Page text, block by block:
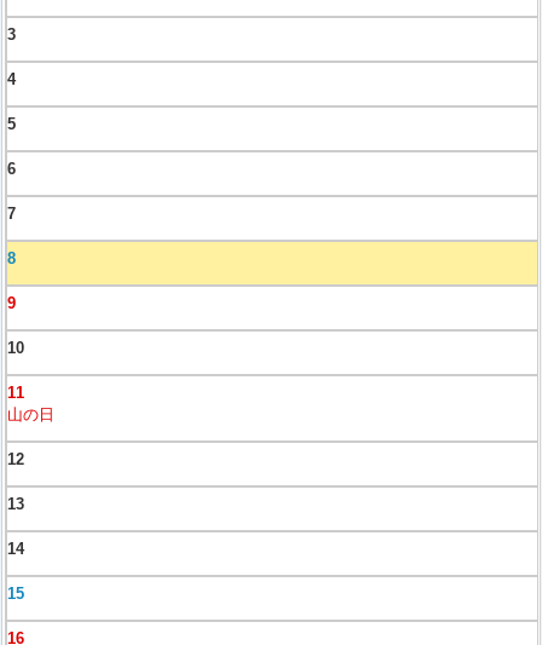
3
4
5
6
7
8
9
10
11
山の日
12
13
14
15
16